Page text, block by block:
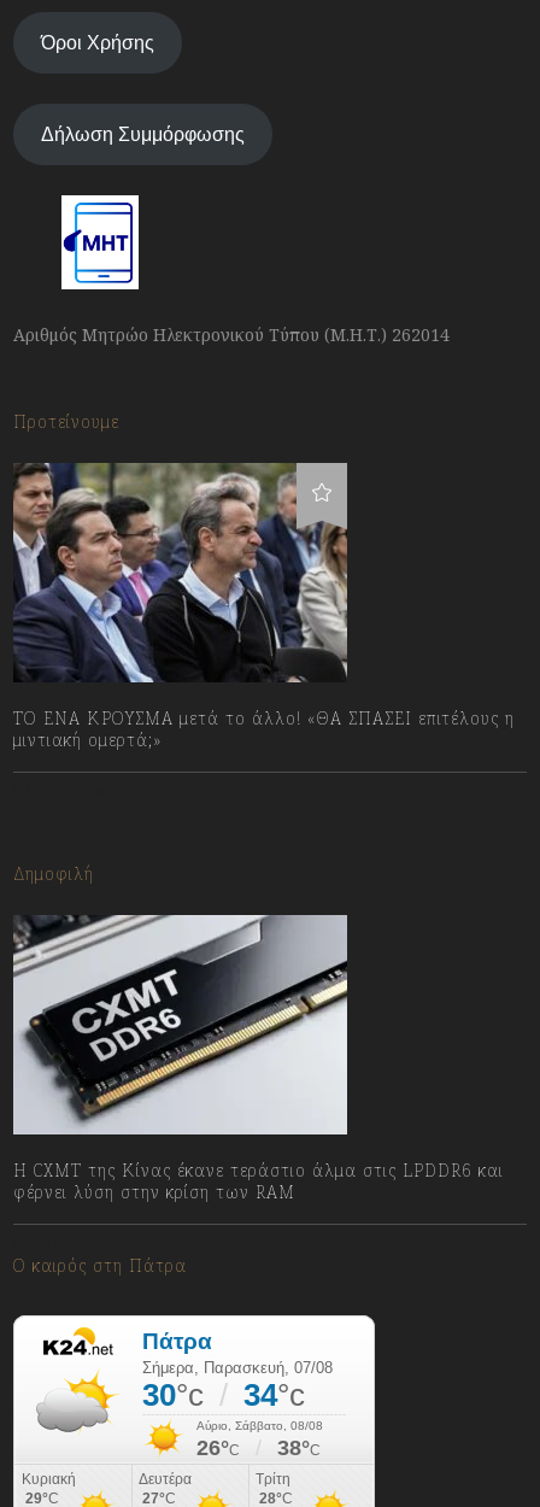
Όροι Χρήσης
Δήλωση Συμμόρφωσης
Αριθμός Μητρώο Ηλεκτρονικού Τύπου (Μ.Η.Τ.) 262014
Προτείνουμε
ΤΟ ΕΝΑ ΚΡΟΥΣΜΑ μετά το άλλο! «ΘΑ ΣΠΑΣΕΙ επιτέλους η
μιντιακή ομερτά;»
Δημοφιλή
Η CXMT της Κίνας έκανε τεράστιο άλμα στις LPDDR6 και
φέρνει λύση στην κρίση των RAM
Ο καιρός στη Πάτρα